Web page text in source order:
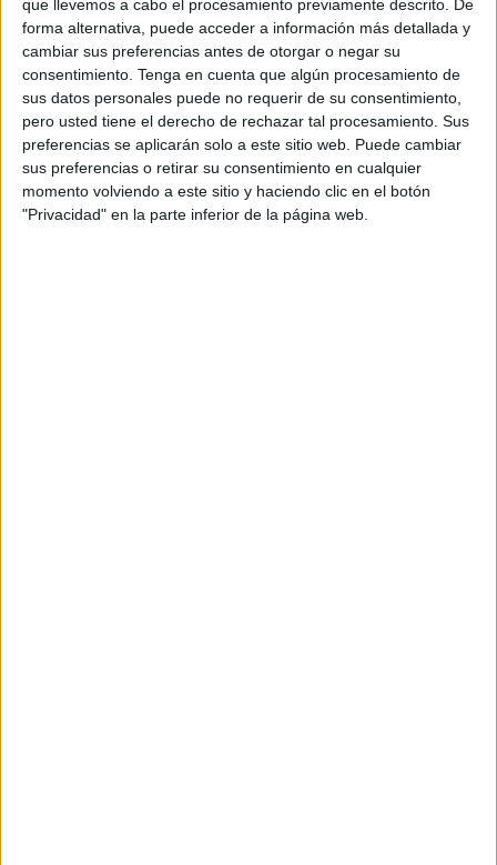
que llevemos a cabo el procesamiento previamente descrito. De
forma alternativa, puede acceder a información más detallada y
cambiar sus preferencias antes de otorgar o negar su
consentimiento. Tenga en cuenta que algún procesamiento de
sus datos personales puede no requerir de su consentimiento,
pero usted tiene el derecho de rechazar tal procesamiento. Sus
preferencias se aplicarán solo a este sitio web. Puede cambiar
sus preferencias o retirar su consentimiento en cualquier
momento volviendo a este sitio y haciendo clic en el botón
"Privacidad" en la parte inferior de la página web.
Anuar Tuhami disputó alrededor de 15 minutos en elderbi
castellano que enfrentó a su Real Valladolid contra el
Burgos, donde los vallisoletanos se impusieron por un
contundente 3-0.
No había mejor escenario para Anuar que la vuelta a los
terrenos de juego contra el mismo rival con el que jugó el
partido que se lesionó: el Burgos. A día de hoy el jugador